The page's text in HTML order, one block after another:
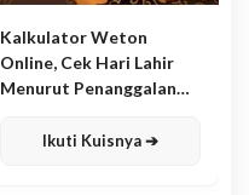
Kalkulator Weton
Online, Cek Hari Lahir
Menurut Penanggalan
Ikuti Kuisnya ➔